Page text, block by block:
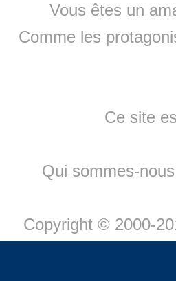
Vous êtes un
Comme les
Ce site
Qui sommes-
Copyright © 2000-